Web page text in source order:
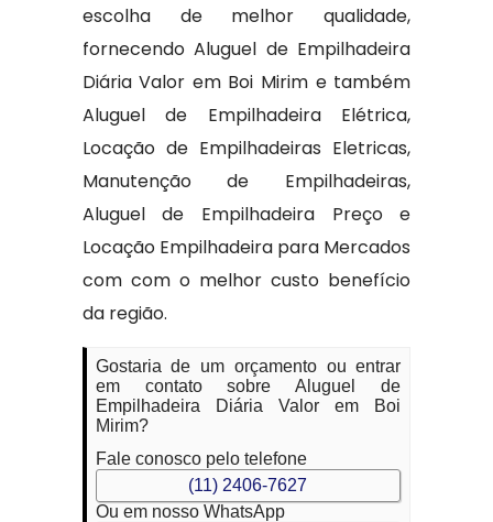
escolha de melhor qualidade,
fornecendo Aluguel de Empilhadeira
Diária Valor em Boi Mirim e também
Aluguel de Empilhadeira Elétrica,
Locação de Empilhadeiras Eletricas,
Manutenção de Empilhadeiras,
Aluguel de Empilhadeira Preço e
Locação Empilhadeira para Mercados
com com o melhor custo benefício
da região.
Gostaria de um orçamento ou entrar
em contato sobre Aluguel de
Empilhadeira Diária Valor em Boi
Mirim?
Fale conosco pelo telefone
(11) 2406-7627
Ou em nosso WhatsApp